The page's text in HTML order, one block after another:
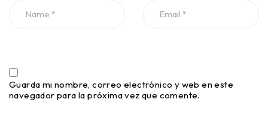
Guarda mi nombre, correo electrónico y web en este
navegador para la próxima vez que comente.